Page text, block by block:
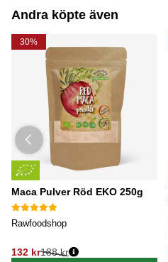
Andra köpte även
30%
Maca Pulver Röd EKO 250g
Rawfoodshop
132 kr188 kr